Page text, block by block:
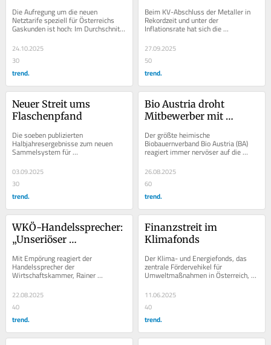
Die Aufregung um die neuen
Netztarife speziell für Österreichs
Gaskunden ist hoch: Im Durchschnitt
Jahr um 18...
24.10.2025
30
trend.
Beim KV-Abschluss der Metaller in
Rekordzeit und unter der
Inflationsrate hat sich die
Warnungen aus der Industrie zu...
27.09.2025
50
trend.
Neuer Streit ums
Flaschenpfand
Die soeben publizierten
Halbjahresergebnisse zum neuen
Sammelsystem für
Plastikpfandflaschen werfen brisante
Fragen zu Mengen und Geldflüssen
auf....
03.09.2025
30
trend.
Bio Austria droht
Mitbewerber mit
Der größte heimische
Biobauernverband Bio Austria (BA)
reagiert immer nervöser auf die
Aktivitäten des deutschen
Mitbewerbers Naturland in...
26.08.2025
60
trend.
WKÖ-Handelssprecher:
„Unseriöser
Mit Empörung reagiert der
Handelssprecher der
Wirtschaftskammer, Rainer
Trefelik, auf den Pauschalangriff von
VKI und Sozialministerin Korinna...
22.08.2025
40
trend.
Finanzstreit im
Klimafonds
Der Klima- und Energiefonds, das
zentrale Fördervehikel für
Umweltmaßnahmen in Österreich,
bisherigen Budgets im...
11.06.2025
40
trend.